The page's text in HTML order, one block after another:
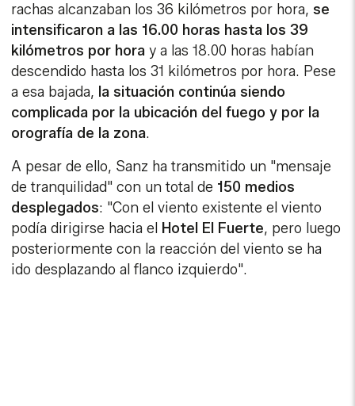
rachas alcanzaban los 36 kilómetros por hora, se
intensificaron a las 16.00 horas hasta los 39
kilómetros por horay a las 18.00 horas habían
descendido hasta los 31 kilómetros por hora. Pese
a esa bajada, la situación continúa siendo
complicada por la ubicación del fuego y por la
orografía de la zona.
A pesar de ello, Sanz ha transmitido un "mensaje
de tranquilidad" con un total de 150 medios
desplegados: "Con el viento existente el viento
podía dirigirse hacia el Hotel El Fuerte, pero luego
posteriormente con la reacción del viento se ha
ido desplazando al flanco izquierdo".